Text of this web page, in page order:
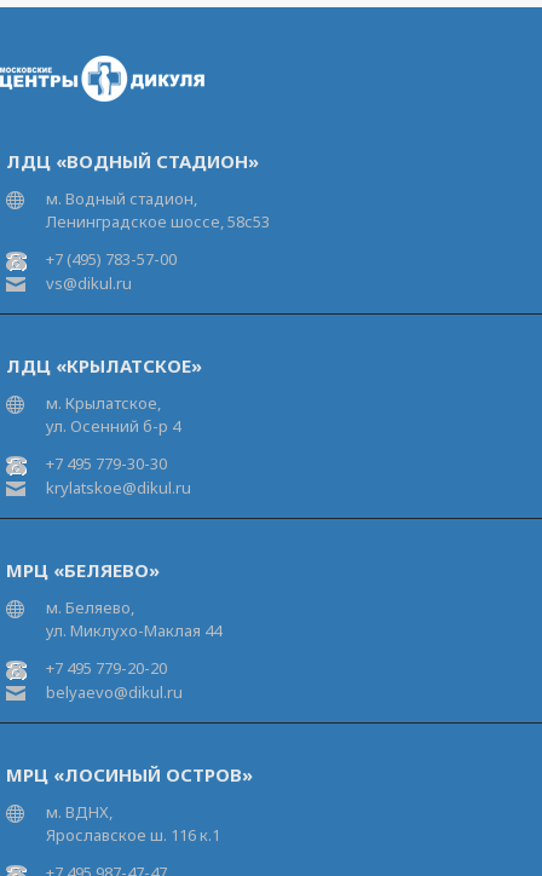
ЛДЦ «ВОДНЫЙ СТАДИОН»
м. Водный стадион,
Ленинградское шоссе, 58с53
+7 (495) 783-57-00
vs@dikul.ru
ЛДЦ «КРЫЛАТСКОЕ»
м. Крылатское,
ул. Осенний б-р 4
+7 495 779-30-30
krylatskoe@dikul.ru
МРЦ «БЕЛЯЕВО»
м. Беляево,
ул. Миклухо-Маклая 44
+7 495 779-20-20
belyaevo@dikul.ru
МРЦ «ЛОСИНЫЙ ОСТРОВ»
м. ВДНХ,
Ярославское ш. 116 к.1